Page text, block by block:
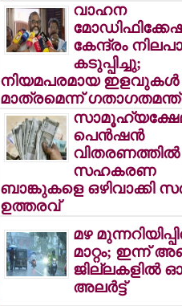
വാഹന
കേന്ദ്രം
കടുപ്പിച്ചു;
നിയമപരമായ ഇളവുകള്‍
മാത്രമെന്ന്
പെന്‍ഷന്‍
വിതരണത്തില്‍
സഹകരണ
ബാങ്കുകളെ ഒഴിവാക്കി
ഉത്തരവ്
മഴ
മാറ്റം; ഇന്ന്
ജില്ലകളില്‍
അലര്‍ട്ട്